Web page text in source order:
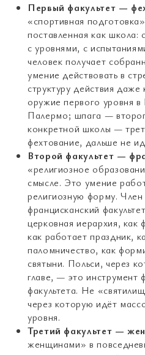
Первый факультет —
«спортивная
поставленная как
с уровнями, с
человек получает
умение действовать в
структуру действия
оружие первого уровня в
Палермо; шпага —
конкретной школы —
фехтование, дальше не
Второй факультет —
«религиозное
смысле. Это умение
религиозную форму.
францисканский
церковная иерархия, как
как работает праздник,
паломничество, как
святыни. Польси, через
главе, — это инструмент
факультета. Не
через которую идёт
уровня.
Третий факультет —
женщинами» в